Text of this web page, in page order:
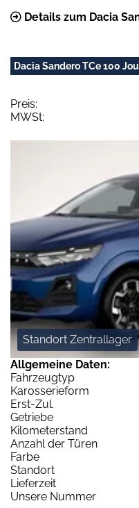
Details zum Dacia
Dacia Sandero TCe 100
Preis:
MWSt:
Standort Zentrallager
Allgemeine Daten:
Fahrzeugtyp
Karosserieform
Erst-Zul.
Getriebe
Kilometerstand
Anzahl der Türen
Farbe
Standort
Lieferzeit
Unsere Nummer